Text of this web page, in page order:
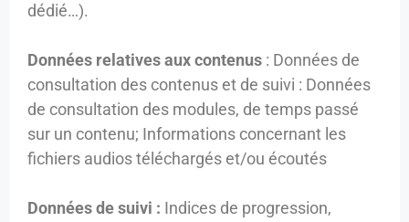
dédié…).
Données relatives aux contenus : Données de
consultation des contenus et de suivi : Données
de consultation des modules, de temps passé
sur un contenu; Informations concernant les
fichiers audios téléchargés et/ou écoutés
Données de suivi : Indices de progression,